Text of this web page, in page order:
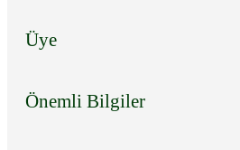
Üye
Önemli Bilgiler